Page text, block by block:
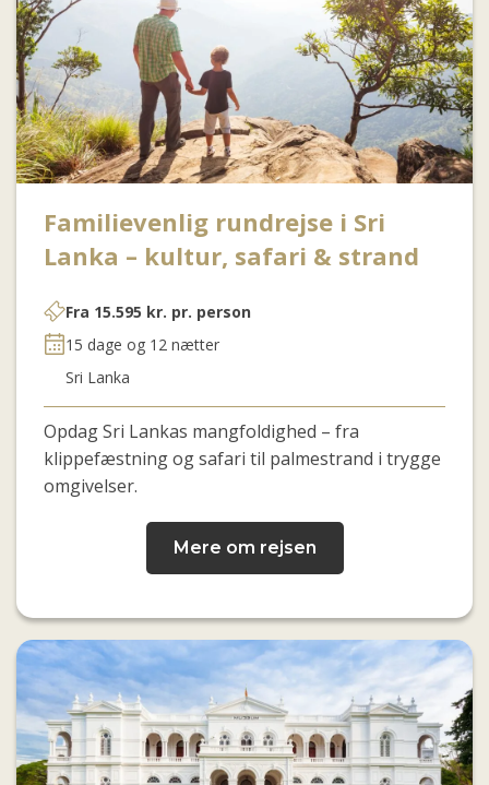
Familievenlig rundrejse i Sri
Lanka – kultur, safari & strand
Fra 15.595 kr. pr. person
15 dage og 12 nætter
Sri Lanka
Opdag Sri Lankas mangfoldighed – fra
klippefæstning og safari til palmestrand i trygge
omgivelser.
Mere om rejsen